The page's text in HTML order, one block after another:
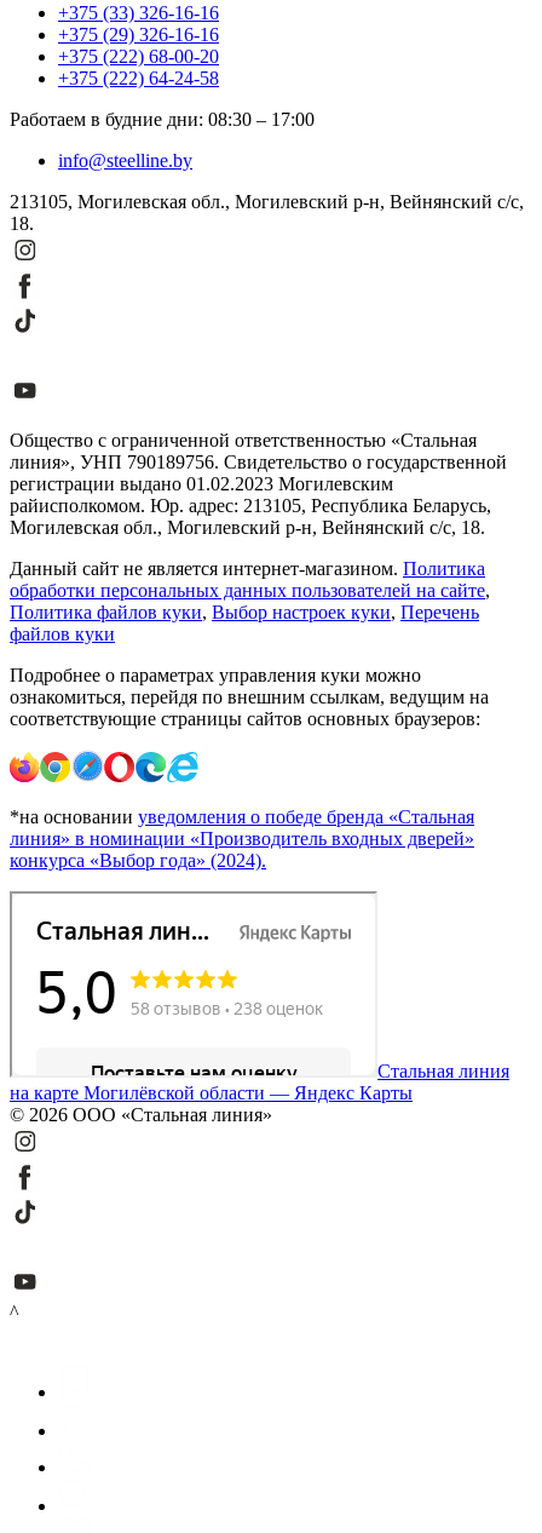
+375 (33) 326-16-16
+375 (29) 326-16-16
+375 (222) 68-00-20
+375 (222) 64-24-58
Работаем в будние дни: 08:30 – 17:00
info@steelline.by
213105, Могилевская обл., Могилевский р-н, Вейнянский с/с,
18.
Общество с ограниченной ответственностью «Стальная
линия», УНП 790189756. Свидетельство о государственной
регистрации выдано 01.02.2023 Могилевским
райисполкомом. Юр. адрес: 213105, Республика Беларусь,
Могилевская обл., Могилевский р-н, Вейнянский с/с, 18.
Данный сайт не является интернет-магазином. Политика
обработки персональных данных пользователей на сайте,
Политика файлов куки, Выбор настроек куки, Перечень
файлов куки
Подробнее о параметрах управления куки можно
ознакомиться, перейдя по внешним ссылкам, ведущим на
соответствующие страницы сайтов основных браузеров:
*на основании уведомления о победе бренда «Стальная
линия» в номинации «Производитель входных дверей»
конкурса «Выбор года» (2024).
Стальная линия
на карте Могилёвской области — Яндекс Карты
© 2026 ООО «Стальная линия»
^